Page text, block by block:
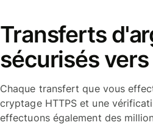
Transferts
sécurisés
Chaque transfert que vous
cryptage HTTPS et une
effectuons également des